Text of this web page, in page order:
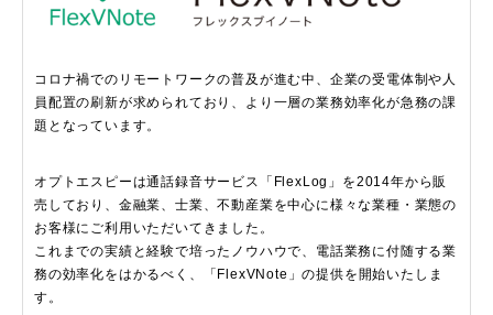
コロナ禍でのリモートワークの普及が進む中、企業の受電体制や人
員配置の刷新が求められており、より一層の業務効率化が急務の課
題となっています。
オプトエスピーは通話録音サービス「FlexLog」を2014年から販
売しており、金融業、士業、不動産業を中心に様々な業種・業態の
お客様にご利用いただいてきました。
これまでの実績と経験で培ったノウハウで、電話業務に付随する業
務の効率化をはかるべく、「FlexVNote」の提供を開始いたしま
す。